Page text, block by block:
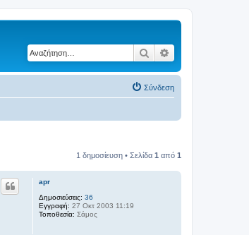
Αναζήτηση
Σύνδεση
1 δημοσίευση • Σελίδα 1 από 1
apr
Δημοσιεύσεις: 36
Εγγραφή: 27 Οκτ 2003 11:19
Τοποθεσία: Σάμος